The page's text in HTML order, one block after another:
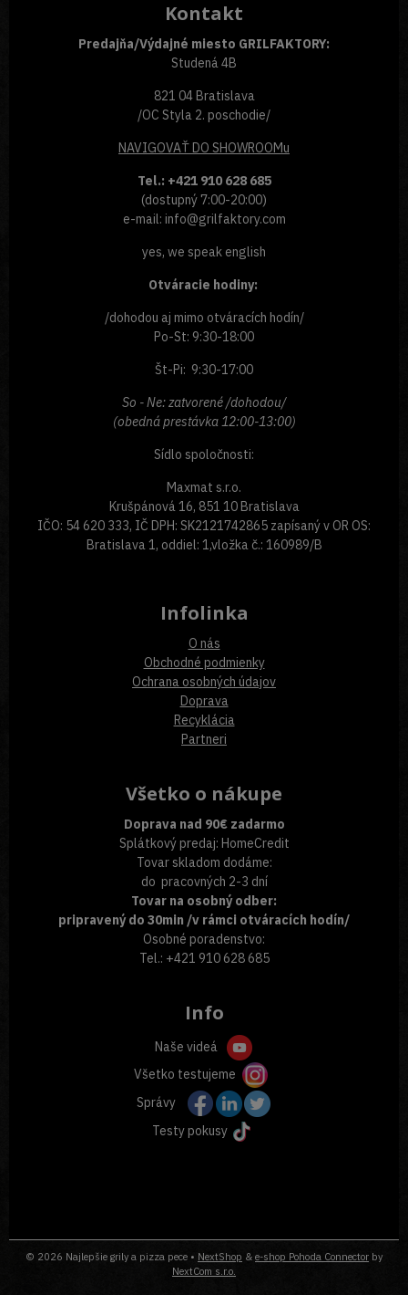
Kontakt
Predajňa/Výdajné miesto GRILFAKTORY:
Studená 4B
821 04 Bratislava
/OC Styla 2. poschodie/
NAVIGOVAŤ DO SHOWROOMu
Tel.: +421 910 628 685
(dostupný 7:00-20:00)
e-mail: info@grilfaktory.com
yes, we speak english
Otváracie hodiny:
/dohodou aj mimo otváracích hodín/
Po-St: 9:30-18:00
Št-Pi: 9:30-17:00
So - Ne: zatvorené /dohodou/
(obedná prestávka 12:00-13:00)
Sídlo spoločnosti:
Maxmat s.r.o.
Krušpánová 16, 851 10 Bratislava
IČO: 54 620 333, IČ DPH: SK2121742865 zapísaný v OR OS:
Bratislava 1, oddiel: 1,vložka č.: 160989/B
Infolinka
O nás
Obchodné podmienky
Ochrana osobných údajov
Doprava
Recyklácia
Partneri
Všetko o nákupe
Doprava nad 90€ zadarmo
Splátkový predaj: HomeCredit
Tovar skladom dodáme:
do pracovných 2-3 dní
Tovar na osobný odber:
pripravený do 30min /v rámci otváracích hodín/
Osobné poradenstvo:
Tel.: +421 910 628 685
Info
Naše videá
Všetko testujeme
Správy
Testy pokusy
© 2026 Najlepšie grily a pizza pece • NextShop & e-shop Pohoda Connector by
NextCom s.r.o.